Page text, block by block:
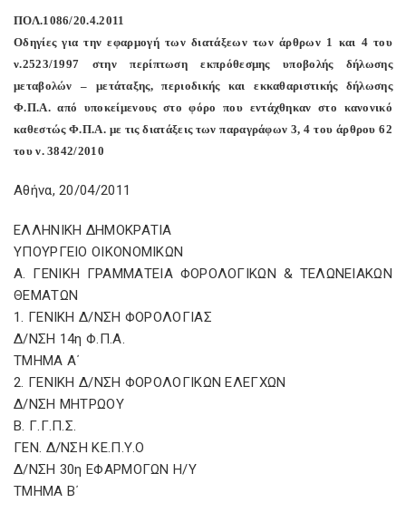
ΠΟΛ.1086/20.4.2011
Οδηγίες για την εφαρμογή των διατάξεων των άρθρων 1 και 4 του
ν.2523/1997 στην περίπτωση εκπρόθεσμης υποβολής δήλωσης
μεταβολών – μετάταξης, περιοδικής και εκκαθαριστικής δήλωσης
Φ.Π.Α. από υποκείμενους στο φόρο που εντάχθηκαν στο κανονικό
καθεστώς Φ.Π.Α. με τις διατάξεις των παραγράφων 3, 4 του άρθρου 62
του ν. 3842/2010
Αθήνα, 20/04/2011
ΕΛΛΗΝΙΚΗ ΔΗΜΟΚΡΑΤΙΑ
ΥΠΟΥΡΓΕΙΟ ΟΙΚΟΝΟΜΙΚΩΝ
Α. ΓΕΝΙΚΗ ΓΡΑΜΜΑΤΕΙΑ ΦΟΡΟΛΟΓΙΚΩΝ & ΤΕΛΩΝΕΙΑΚΩΝ
ΘΕΜΑΤΩΝ
1. ΓΕΝΙΚΗ Δ/ΝΣΗ ΦΟΡΟΛΟΓΙΑΣ
Δ/ΝΣΗ 14η Φ.Π.Α.
ΤΜΗΜΑ Α΄
2. ΓΕΝΙΚΗ Δ/ΝΣΗ ΦΟΡΟΛΟΓΙΚΩΝ ΕΛΕΓΧΩΝ
Δ/ΝΣΗ ΜΗΤΡΩΟΥ
Β. Γ.Γ.Π.Σ.
ΓΕΝ. Δ/ΝΣΗ ΚΕ.Π.Υ.Ο
Δ/ΝΣΗ 30η ΕΦΑΡΜΟΓΩΝ Η/Υ
ΤΜΗΜΑ Β΄